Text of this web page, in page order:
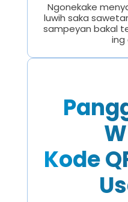
Ngonekake
luwih saka
sampeyan bakal
ing
Kode